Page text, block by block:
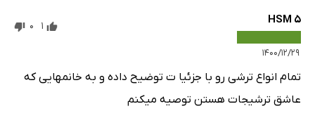
HSM 5
۱۴۰۰/۱۲/۲۹
1
0
تمام انواع ترشی رو با جزئیا ت توضیح داده و به خانمهایی که
عاشق ترشیجات هستن توصیه میکنم